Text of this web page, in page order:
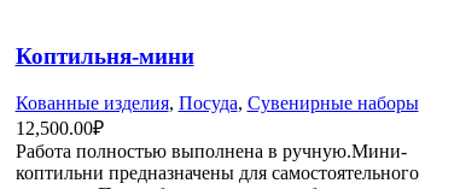
Коптильня-мини
Кованные изделия, Посуда, Сувенирные наборы
12,500.00₽
Работа полностью выполнена в ручную.Мини-
коптильни предназначены для самостоятельного